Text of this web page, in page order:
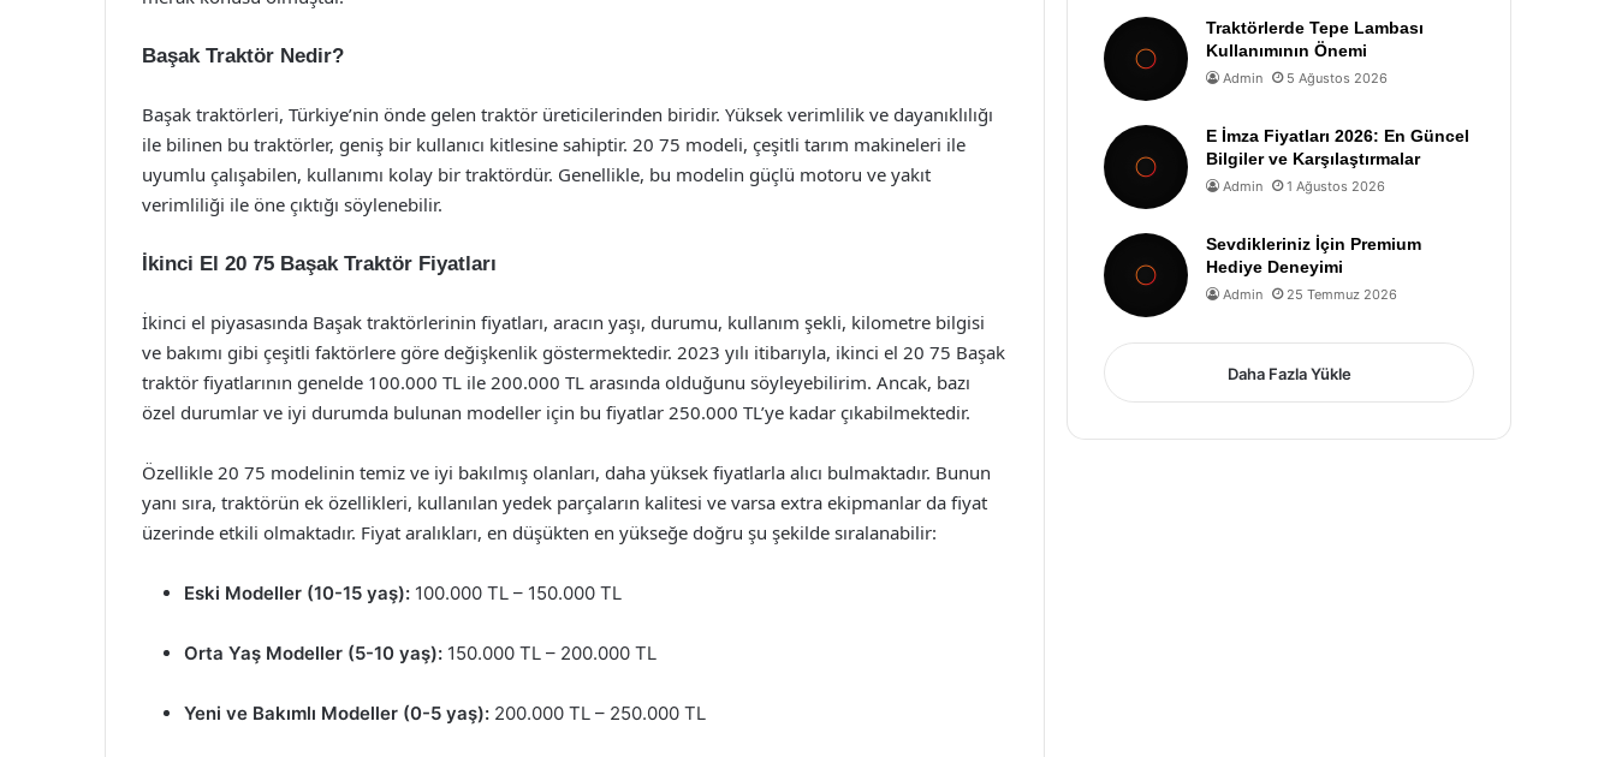
Başak Traktör Nedir?
Başak traktörleri, Türkiye’nin önde gelen traktör üreticilerinden biridir. Yüksek verimlilik ve dayanıklılığı
ile bilinen bu traktörler, geniş bir kullanıcı kitlesine sahiptir. 20 75 modeli, çeşitli tarım makineleri ile
uyumlu çalışabilen, kullanımı kolay bir traktördür. Genellikle, bu modelin güçlü motoru ve yakıt
verimliliği ile öne çıktığı söylenebilir.
İkinci El 20 75 Başak Traktör Fiyatları
İkinci el piyasasında Başak traktörlerinin fiyatları, aracın yaşı, durumu, kullanım şekli, kilometre bilgisi
ve bakımı gibi çeşitli faktörlere göre değişkenlik göstermektedir. 2023 yılı itibarıyla, ikinci el 20 75 Başak
traktör fiyatlarının genelde 100.000 TL ile 200.000 TL arasında olduğunu söyleyebilirim. Ancak, bazı
özel durumlar ve iyi durumda bulunan modeller için bu fiyatlar 250.000 TL’ye kadar çıkabilmektedir.
Özellikle 20 75 modelinin temiz ve iyi bakılmış olanları, daha yüksek fiyatlarla alıcı bulmaktadır. Bunun
yanı sıra, traktörün ek özellikleri, kullanılan yedek parçaların kalitesi ve varsa extra ekipmanlar da fiyat
üzerinde etkili olmaktadır. Fiyat aralıkları, en düşükten en yükseğe doğru şu şekilde sıralanabilir:
Eski Modeller (10-15 yaş): 100.000 TL – 150.000 TL
Orta Yaş Modeller (5-10 yaş): 150.000 TL – 200.000 TL
Yeni ve Bakımlı Modeller (0-5 yaş): 200.000 TL – 250.000 TL
Traktörlerde Tepe Lambası
Kullanımının Önemi
Admin 5 Ağustos 2026
E İmza Fiyatları 2026: En Güncel
Bilgiler ve Karşılaştırmalar
Admin 1 Ağustos 2026
Sevdikleriniz İçin Premium
Hediye Deneyimi
Admin 25 Temmuz 2026
Daha Fazla Yükle